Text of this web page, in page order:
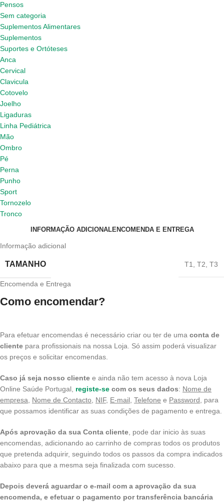
Pensos
Sem categoria
Suplementos Alimentares
Suplementos
Suportes e Ortóteses
Anca
Cervical
Clavicula
Cotovelo
Joelho
Ligaduras
Linha Pediátrica
Mão
Ombro
Pé
Perna
Punho
Sport
Tornozelo
Tronco
INFORMAÇÃO ADICIONALENCOMENDA E ENTREGA
Informação adicional
TAMANHO T1, T2, T3
Encomenda e Entrega
Como encomendar?
Para efetuar encomendas é necessário criar ou ter de uma conta de
cliente para profissionais na nossa Loja. Só assim poderá visualizar
os preços e solicitar encomendas.
Caso já seja nosso cliente e ainda não tem acesso à nova Loja
Online Saúde Portugal, registe-se com os seus dados: Nome de
empresa, Nome de Contacto, NIF, E-mail, Telefone e Password, para
que possamos identificar as suas condições de pagamento e entrega.
Após aprovação da sua Conta cliente, pode dar inicio às suas
encomendas, adicionando ao carrinho de compras todos os produtos
que pretenda adquirir, seguindo todos os passos da compra indicados
abaixo para que a mesma seja finalizada com sucesso.
Depois deverá aguardar o e-mail com a aprovação da sua
encomenda, e efetuar o pagamento por transferência bancária